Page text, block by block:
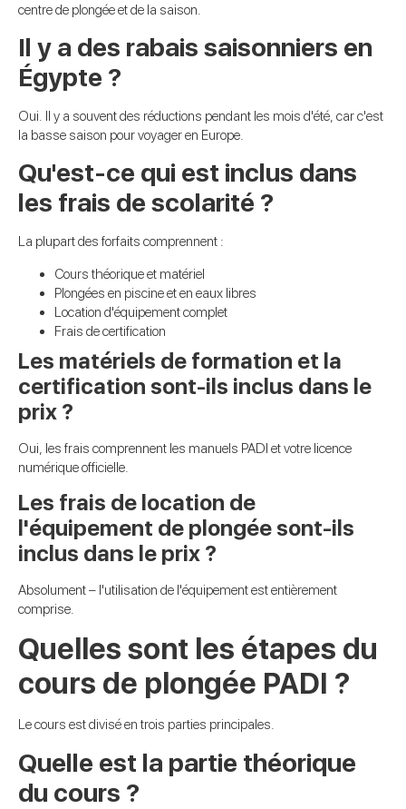
centre de plongée et de la saison.
Il y a des rabais saisonniers en
Égypte ?
Oui. Il y a souvent des réductions pendant les mois d'été, car c'est
la basse saison pour voyager en Europe.
Qu'est-ce qui est inclus dans
les frais de scolarité ?
La plupart des forfaits comprennent :
Cours théorique et matériel
Plongées en piscine et en eaux libres
Location d'équipement complet
Frais de certification
Les matériels de formation et la
certification sont-ils inclus dans le
prix ?
Oui, les frais comprennent les manuels PADI et votre licence
numérique officielle.
Les frais de location de
l'équipement de plongée sont-ils
inclus dans le prix ?
Absolument – l'utilisation de l'équipement est entièrement
comprise.
Quelles sont les étapes du
cours de plongée PADI ?
Le cours est divisé en trois parties principales.
Quelle est la partie théorique
du cours ?